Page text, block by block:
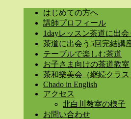
はじめての方へ
講師プロフィール
1dayレッスン茶道に出会
茶道に出会う5回完結講
テーブルで楽しむ茶道
お子さま向けの茶道教室
茶和樂美会（継続クラス
Chado in English
アクセス
北白川教室の様子
お問い合わせ